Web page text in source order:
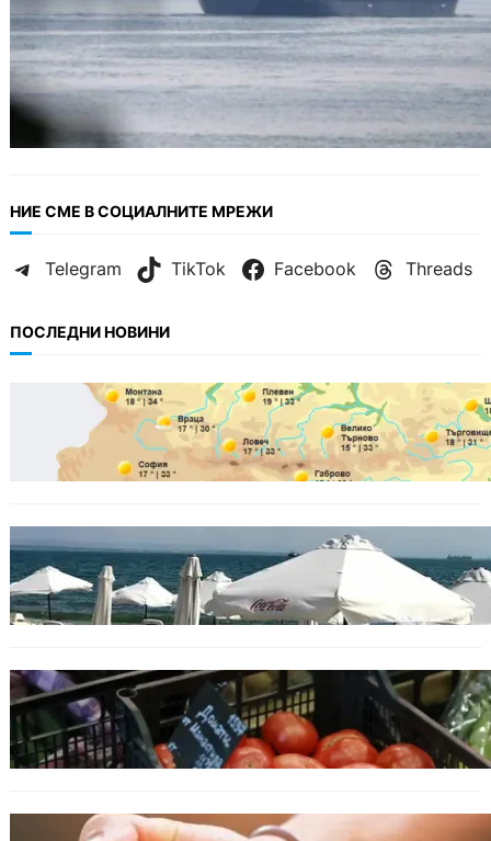
НИЕ СМЕ В СОЦИАЛНИТЕ МРЕЖИ
Telegram TikTok Facebook Threads
ПОСЛЕДНИ НОВИНИ
БЪЛГАРИЯ
Горещ старт на седмицата: до 35° и
спокойно море
Хотелиер: Цените по Черноморието са се
увеличили с до 30%, туристите са по-малко
ИКОНОМИКА
Пазарът се раздвижи: зеленчуци и основни
храни сменят цените си
ОБЩЕСТВО